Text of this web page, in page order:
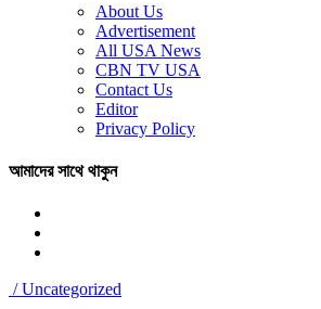
About Us
Advertisement
All USA News
CBN TV USA
Contact Us
Editor
Privacy Policy
আমাদের সাথে থাকুন
/Uncategorized